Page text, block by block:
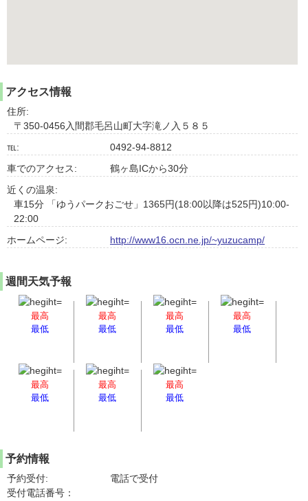
アクセス情報
住所:
〒350-0456入間郡毛呂山町大字滝ノ入５８５
℡:
0492-94-8812
車でのアクセス:
鶴ヶ島ICから30分
近くの温泉:
車15分 「ゆうパークおごせ」1365円(18:00以降は525円)10:00-
22:00
ホームページ:
http://www16.ocn.ne.jp/~yuzucamp/
週間天気予報
最高
最低
最高
最低
最高
最低
最高
最低
最高
最低
最高
最低
最高
最低
予約情報
予約受付:
電話で受付
受付電話番号：